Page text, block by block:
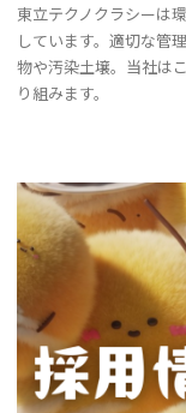
東立テクノクラシーは
しています。適切な管
物や汚染土壌。当社は
り組みます。